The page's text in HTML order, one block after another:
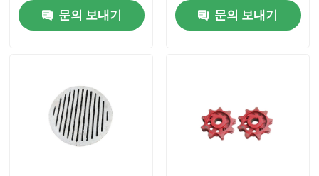
집
우리에 대하여
문의 보내기
문의 보내기